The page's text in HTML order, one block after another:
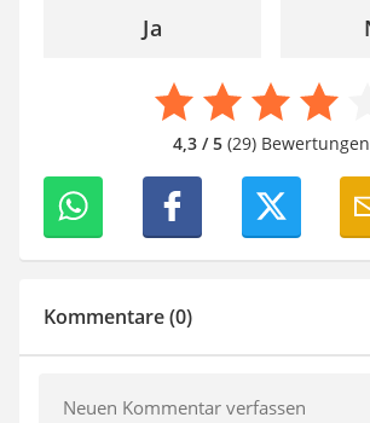
Ja
4,3 / 5(29) Bewertungen
Kommentare (0)
Neuen Kommentar verfassen